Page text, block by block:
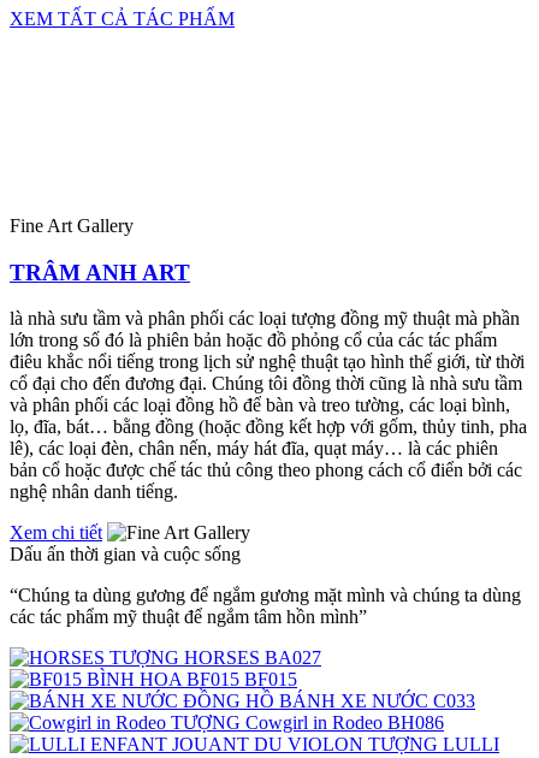
XEM TẤT CẢ TÁC PHẨM
Fine Art Gallery
TRÂM ANH ART
là nhà sưu tầm và phân phối các loại tượng đồng mỹ thuật mà phần
lớn trong số đó là phiên bản hoặc đồ phỏng cổ của các tác phẩm
điêu khắc nổi tiếng trong lịch sử nghệ thuật tạo hình thế giới, từ thời
cổ đại cho đến đương đại. Chúng tôi đồng thời cũng là nhà sưu tầm
và phân phối các loại đồng hồ để bàn và treo tường, các loại bình,
lọ, đĩa, bát… bằng đồng (hoặc đồng kết hợp với gốm, thủy tinh, pha
lê), các loại đèn, chân nến, máy hát đĩa, quạt máy… là các phiên
bản cổ hoặc được chế tác thủ công theo phong cách cổ điển bởi các
nghệ nhân danh tiếng.
Xem chi tiết
Dấu ấn thời gian và cuộc sống
“Chúng ta dùng gương để ngắm gương mặt mình và chúng ta dùng
các tác phẩm mỹ thuật để ngắm tâm hồn mình”
TƯỢNG HORSES BA027
BÌNH HOA BF015 BF015
ĐỒNG HỒ BÁNH XE NƯỚC C033
TƯỢNG Cowgirl in Rodeo BH086
TƯỢNG LULLI